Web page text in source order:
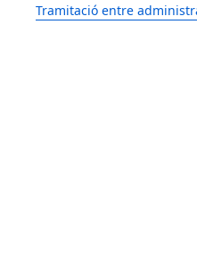
Tramitació entre